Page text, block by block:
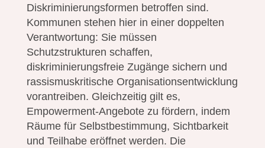
Diskriminierungsformen betroffen sind.
Kommunen stehen hier in einer doppelten
Verantwortung: Sie müssen
Schutzstrukturen schaffen,
diskriminierungsfreie Zugänge sichern und
rassismuskritische Organisationsentwicklung
vorantreiben. Gleichzeitig gilt es,
Empowerment-Angebote zu fördern, indem
Räume für Selbstbestimmung, Sichtbarkeit
und Teilhabe eröffnet werden. Die